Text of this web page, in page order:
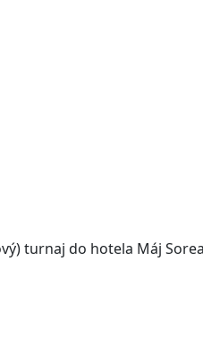
turnaj do hotela Máj